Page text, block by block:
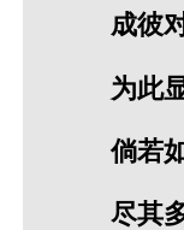
成彼
为此
倘若
尽其